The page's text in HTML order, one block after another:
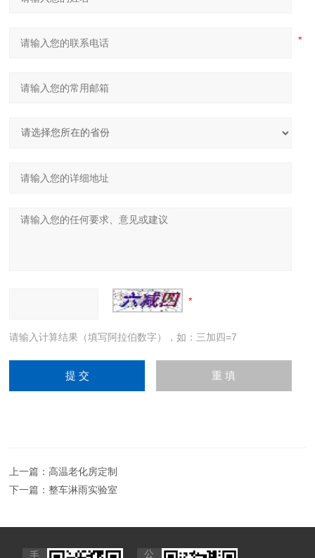
请输入计算结果（填写阿拉伯数字），如：三加四=7
上一篇：高温老化房定制
下一篇：整车淋雨实验室
手 公